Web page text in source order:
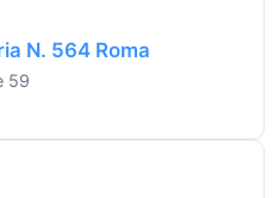
N. 564 Roma
59